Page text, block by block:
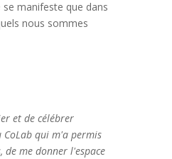
se manifeste que dans
nous sommes
et de célébrer
qui m'a permis
de me donner l'espace